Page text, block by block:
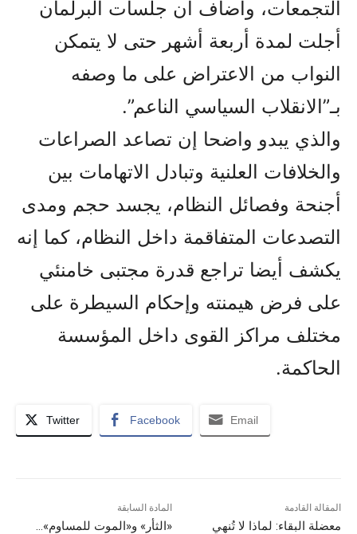
التجمعات، وأضاف أن جلسات البرلمان
أجلت لمدة أربعة أشهر حتى لا يتمكن
النواب من الاعتراض على ما وصفه
بـ”الانقلاب السياسي الناعم”.
والذي يبدو واضحا إن تصاعد الصراعات
والخلافات العلنية وتبادل الاتهامات بين
أجنحة وفصائل النظام، يجسد حجم ومدى
التصدعات المتفاقمة داخل النظام، کما إنه
يکشف أيضا تراجع قدرة مجتبى خامنئي
على فرض هيمنته وإحكام السيطرة على
مختلف مراكز القوى داخل المؤسسة
الحاكمة.
Twitter Facebook Email
المادة السابقة
«الثأر» و«الموت للمساوم»…
المقالة القادمة
معضلة البقاء: لماذا لا تُنهي